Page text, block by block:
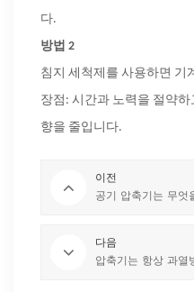
다.
방법 2
침지 세척제를 사용하면 기
장점: 시간과 노력을 절약
향을 줄입니다.
이전
공기 압축기는 무
다음
압축기는 항상 과열